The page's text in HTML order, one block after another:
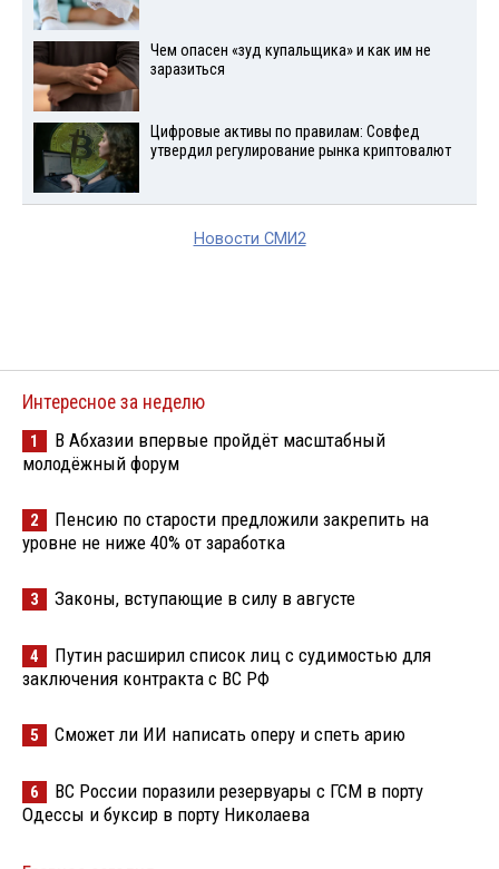
Чем опасен «зуд купальщика» и как им не
заразиться
Цифровые активы по правилам: Совфед
утвердил регулирование рынка криптовалют
Новости СМИ2
Интересное за неделю
1
В Абхазии впервые пройдёт масштабный
молодёжный форум
2
Пенсию по старости предложили закрепить на
уровне не ниже 40% от заработка
3 Законы, вступающие в силу в августе
4
Путин расширил список лиц с судимостью для
заключения контракта с ВС РФ
5 Сможет ли ИИ написать оперу и спеть арию
6
ВС России поразили резервуары с ГСМ в порту
Одессы и буксир в порту Николаева